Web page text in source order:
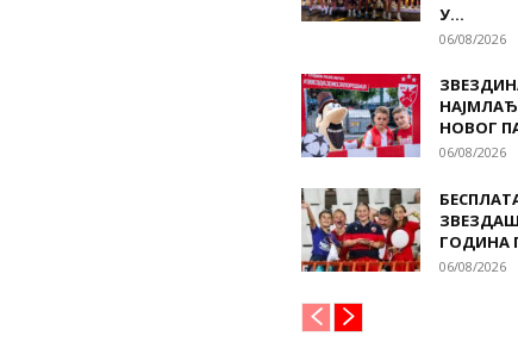
У...
06/08/2026
НОВОГ
06/08/2026
ГОДИНА
06/08/2026